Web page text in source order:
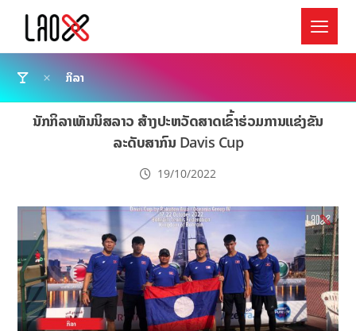
ກິລາ
ນັກກິລາເທັນນິສລາວ ສ້າງປະຫວັດສາດເຂົ້າຮ່ວມການແຂ່ງຂັນ
ລະດັບສາກົນ Davis Cup
19/10/2022